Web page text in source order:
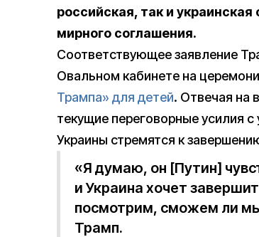
российская, так и
мирного соглашения.
Соответствующее заявление
Овальном кабинете на
Трампа» для детей. Отвечая на
текущие переговорные усилия
Украины стремятся к
«Я думаю, он [Путин]
и Украина хочет
посмотрим, сможем ли
Трамп.